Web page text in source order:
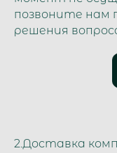
позвоните нам
решения
2.Доставка